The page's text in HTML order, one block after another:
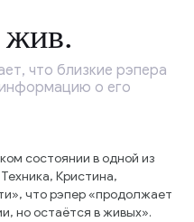
что близкие рэпера
о его
состоянии в одной из
Кристина,
что рэпер «продолжает
но остаётся в живых».